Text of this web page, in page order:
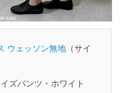
ウェッソン無地 （サイ
ズパンツ・ホワイト